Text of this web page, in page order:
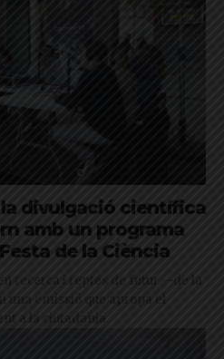
divulgació científica
amb un programa
de la Ciència
recerca i reptes de futur —de la
una emissió que apropa el
a la ciutadania